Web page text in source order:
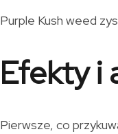
Purple Kush weed
Efekty i
Pierwsze, co